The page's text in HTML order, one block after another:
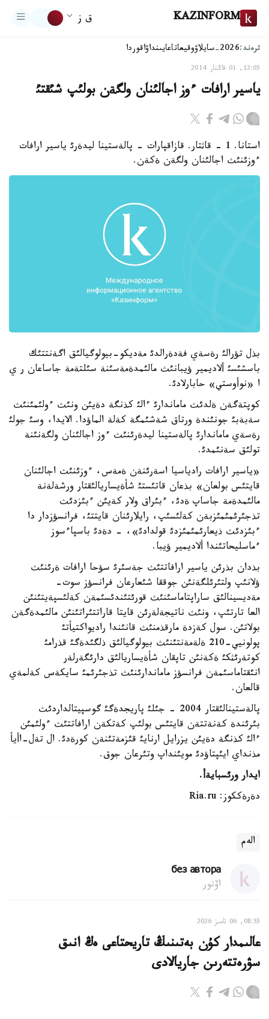
KAZINFORM ق ز
ترەند:2026-سايلاۋ وقيعاتاعايىنداۋاقوردا
12:05, 01 قاڭتار 2014
ياسير ارافات ءوز اجالئنان ولگةن بولئپ شئقتئ
استانا. 1 - قاثتار. قازاقپارات - پالةستينا ليدةرئ ياسير ارافات
ءوزئنئث اجالئنان ولگةن ةكةن.
بذل تؤرالئ رةسةي فةدةرالدئ مةديكو-بيولوگيالئق اگةنتتئك
باسشئسئ ألاديمير ؤيبانئث مالئمدةمةسئنة سئلتةمة جاساعان ر ي
ا «نوأوستي» حابارلادئ.
كوپتةگةن ةلدئث ماماندارئ ءالئ كذنگة دةيئن ونئث ءولئمئنئث
سةبةبئ جونئندة ورتاق شةشئمگة كةلة الماؤدا. الايدا، وسئ جولئ
رةسةي ماماندارئ پالةستينا ليدةرئنئث ءوز اجالئنان ولگةنئنة
تولئق سةنئمدئ.
«ياسير ارافات رادياسيا اسةرئنةن ةمةس، ءوزئنئث اجالئنان
قايتئس بولعان» بذعان قاتئستئ شأةيساريالئقتار ورشةلةنة
مالئمدةمة جاساپ ةدئ، ءبئراق ولار كةيئن ءبئزدئث
تذجئرئمئمئزبةن كةلئسئپ، رايلارئنان قايتتئ، فرانسؤزدار دا
ءبئزدئث ذيعارئمئمئزدئ قولدادئ»، - دةدئ باسپاءسوز
ءماسليحاتئندا ألاديمير ؤيبا.
بذدان بذرئن ياسير ارافاتتئث جةسئرئ سؤحا ارافات ةرئنئث
ؤلانئپ ولتئرئلگةنئن جوققا شئعارعان فرانسؤز سوت-
مةديسينالئق ساراپتاماسئنئث قورئتئندئسئمةن كةلئسپةيتئنئن
العا تارتئپ، ونئث ناتيجةلةرئن قايتا قاراتتئراتئنئن مالئمدةگةن
بولاتئن. سول كةزدة مارقذمنئث قانئندا راديواكتيأتئ
پولونيي-210 ةلةمةنتئنئث بيولوگيالئق ذلگئدةگئ قذرامئ
كوتةرئثكئ ةكةنئن تاپقان شأةيساريالئق دارئگةرلةر
انئقتاماسئمةن فرانسؤز ماماندارئنئث تذجئرئمئ سايكةس كةلمةي
قالعان.
پالةستينالئقتار 2004 - جئلئ پاريجدةگئ گوسپيتالداردئث
بئرئندة كةنةتتةن قايتئس بولئپ كةتكةن ارافاتتئث ءولئمئن
ءالئ كذنگة دةيئن يزرايل ارنايئ قئزمةتئنةن كورةدئ. ال تةل-اأيأ
مذنداي ايئپتاؤدئ مويئنداپ وتئرعان جوق.
ايدار ورئسبايةأ.
دةرةككوز: Ria.ru
الەم
без автора
اۆتور
08:55, 06 تامىز 2026
عالىمدار كۇن بەتىنىڭ تاريحتاعى ەڭ انىق
سۋرەتتەرىن جاريالادى